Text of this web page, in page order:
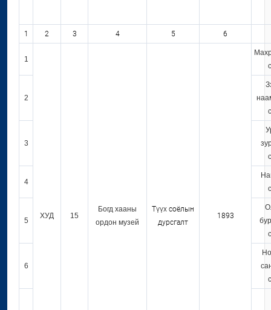
1 2 3 4 5 6
1
ХУД 15
Богд хааны
ордон музей
Түүх соёлын
дурсгалт
1893
2
3
4
5
6